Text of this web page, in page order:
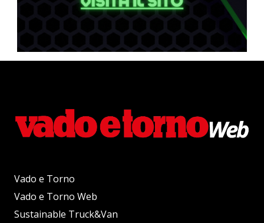
Vado e Torno
Vado e Torno Web
Sustainable Truck&Van